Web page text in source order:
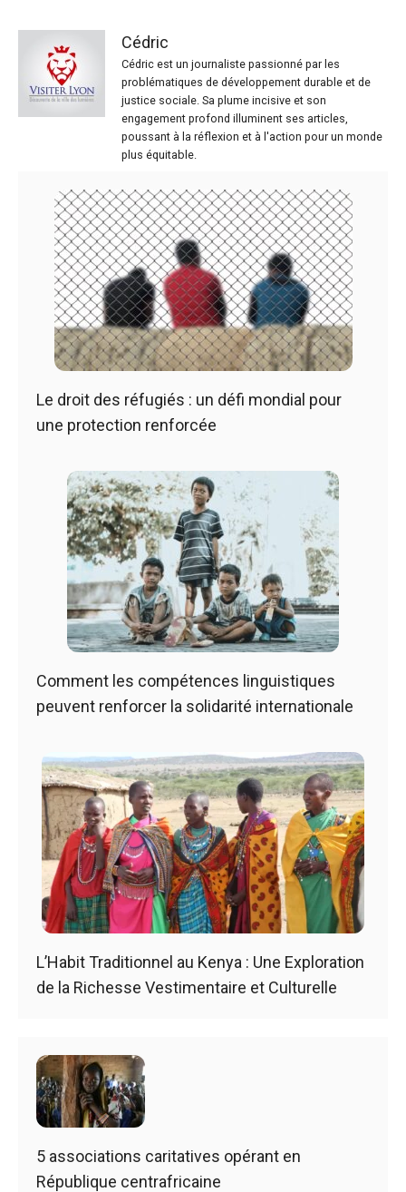
Cédric
Cédric est un journaliste passionné par les
problématiques de développement durable et de
justice sociale. Sa plume incisive et son
engagement profond illuminent ses articles,
poussant à la réflexion et à l'action pour un monde
plus équitable.
Le droit des réfugiés : un défi mondial pour
une protection renforcée
Comment les compétences linguistiques
peuvent renforcer la solidarité internationale
L’Habit Traditionnel au Kenya : Une Exploration
de la Richesse Vestimentaire et Culturelle
5 associations caritatives opérant en
République centrafricaine